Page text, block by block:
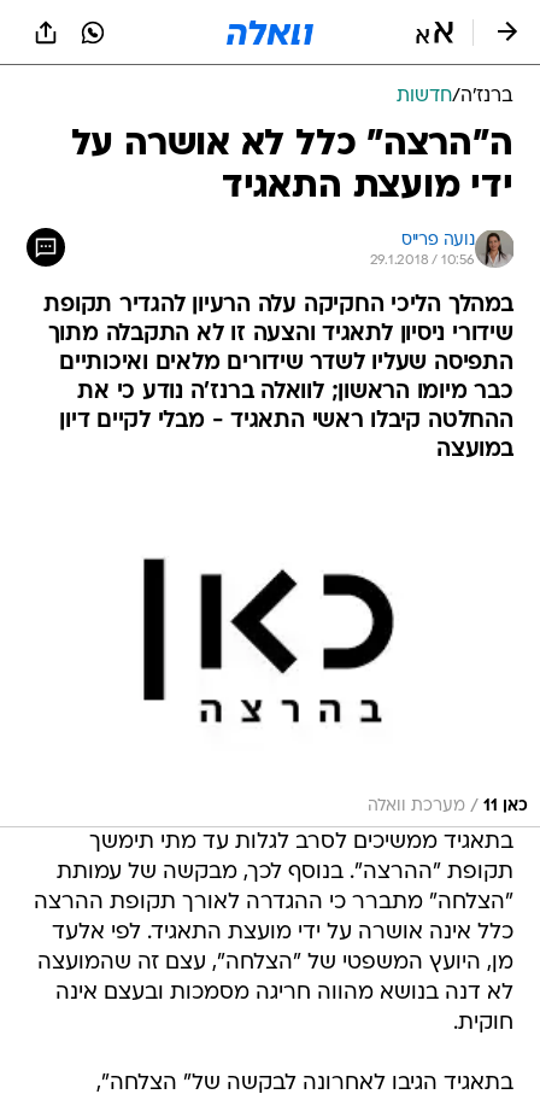
ברנז'ה/חדשות
ה"הרצה" כלל לא אושרה על
ידי מועצת התאגיד
נועה פרייס
29.1.2018 / 10:56
במהלך הליכי החקיקה עלה הרעיון להגדיר תקופת
שידורי ניסיון לתאגיד והצעה זו לא התקבלה מתוך
התפיסה שעליו לשדר שידורים מלאים ואיכותיים
כבר מיומו הראשון; לוואלה ברנז'ה נודע כי את
ההחלטה קיבלו ראשי התאגיד - מבלי לקיים דיון
במועצה
כאן 11 / מערכת וואלה
בתאגיד ממשיכים לסרב לגלות עד מתי תימשך
תקופת "ההרצה". בנוסף לכך, מבקשה של עמותת
"הצלחה" מתברר כי ההגדרה לאורך תקופת ההרצה
כלל אינה אושרה על ידי מועצת התאגיד. לפי אלעד
מן, היועץ המשפטי של "הצלחה", עצם זה שהמועצה
לא דנה בנושא מהווה חריגה מסמכות ובעצם אינה
חוקית.
בתאגיד הגיבו לאחרונה לבקשה של" הצלחה",